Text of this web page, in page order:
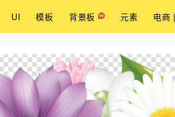
UI 模板 背景板 元素 电商